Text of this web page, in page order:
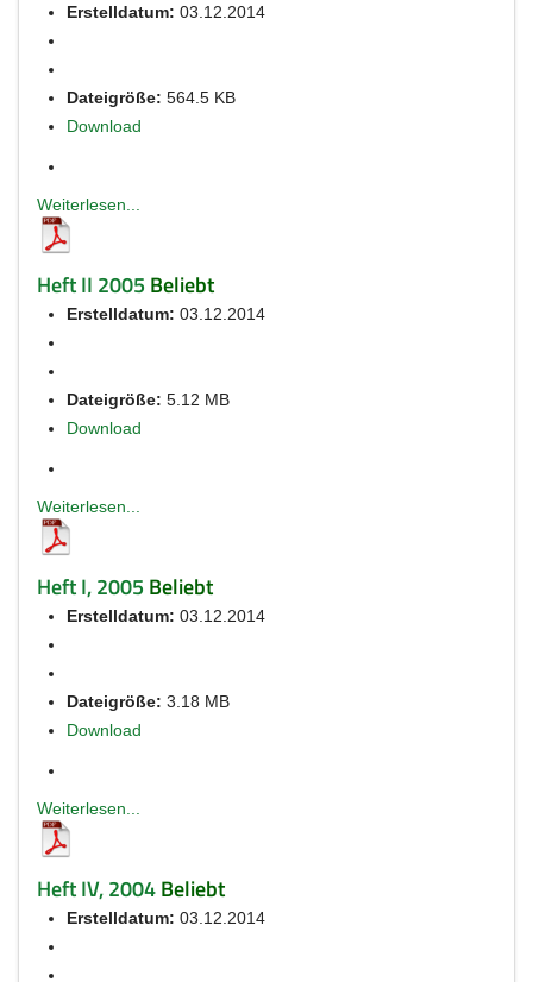
Erstelldatum: 03.12.2014
Dateigröße: 564.5 KB
Download
Weiterlesen...
Heft II 2005 Beliebt
Erstelldatum: 03.12.2014
Dateigröße: 5.12 MB
Download
Weiterlesen...
Heft I, 2005 Beliebt
Erstelldatum: 03.12.2014
Dateigröße: 3.18 MB
Download
Weiterlesen...
Heft IV, 2004Beliebt
Erstelldatum: 03.12.2014